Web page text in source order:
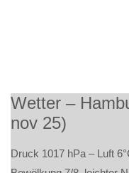
Wetter –
nov 25)
Druck 1017 hPa – Luft